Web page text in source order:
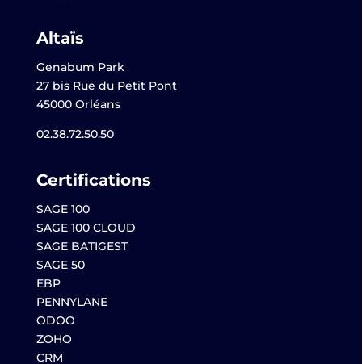
Altaïs
Genabum Park
27 bis Rue du Petit Pont
45000 Orléans
02.38.72.50.50
Certifications
SAGE 100
SAGE 100 CLOUD
SAGE BATIGEST
SAGE 50
EBP
PENNYLANE
ODOO
ZOHO
CRM